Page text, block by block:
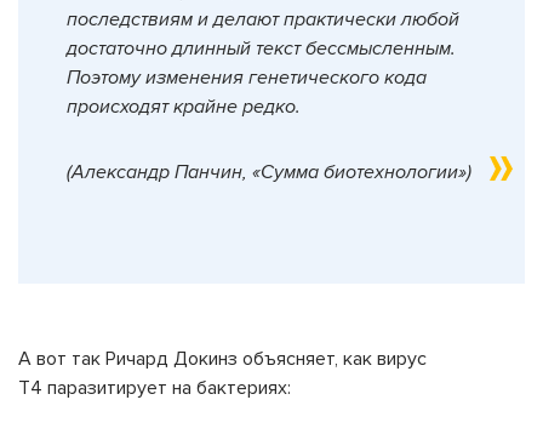
последствиям и делают практически любой
достаточно длинный текст бессмысленным.
Поэтому изменения генетического кода
происходят крайне редко.
(Александр Панчин, «Сумма биотехнологии»)
А вот так Ричард Докинз объясняет, как вирус
Т4 паразитирует на бактериях: